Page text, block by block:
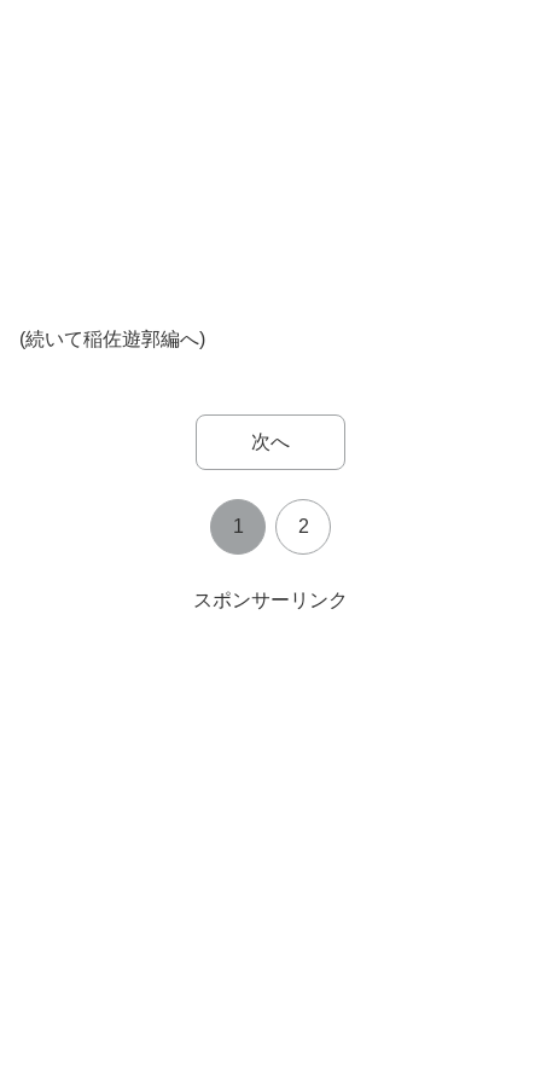
(続いて稲佐遊郭編へ)
次へ
1 2
スポンサーリンク